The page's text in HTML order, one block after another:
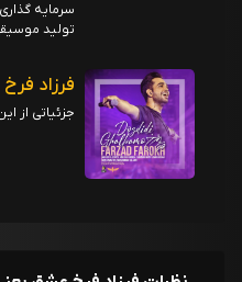
سرمایه
تولید
فرزاد فرخ
جزئیاتی از